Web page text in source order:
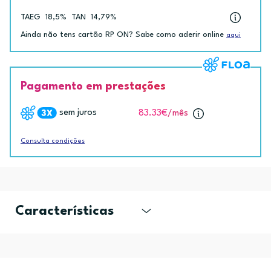
TAEG 18,5% TAN 14,79%
Ainda não tens cartão RP ON? Sabe como aderir online aqui
Pagamento em prestações
sem juros 83.33€/mês
Consulta condições
Características